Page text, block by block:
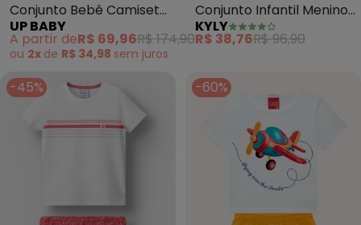
Conjunto Bebê Camiseta
e Bermuda (Branco)
UP BABY
A partir deR$ 69,96R$ 174,90
ou 2x de R$ 34,98 sem juros
Conjunto Infantil Menino
Lettering (Branco)
KYLY
R$ 38,76R$ 96,90
-45% -60%